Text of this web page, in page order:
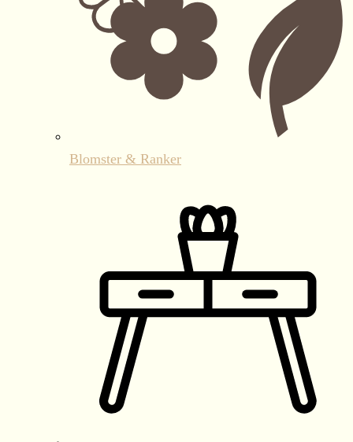
Blomster & Ranker